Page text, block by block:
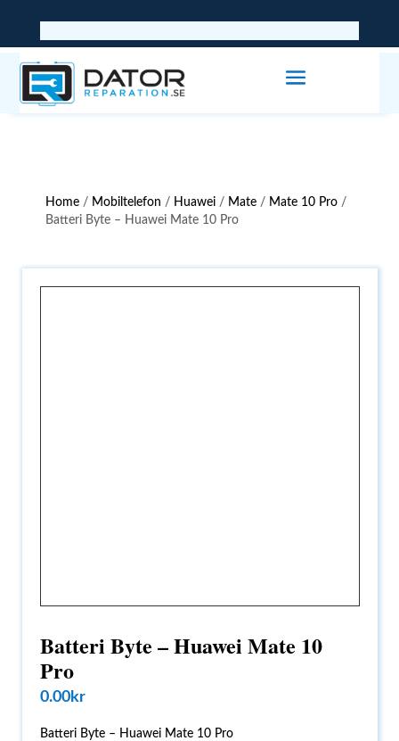
Home / Mobiltelefon / Huawei / Mate / Mate 10 Pro /
Batteri Byte – Huawei Mate 10 Pro
Batteri Byte – Huawei Mate 10
Pro
0.00kr
Batteri Byte – Huawei Mate 10 Pro